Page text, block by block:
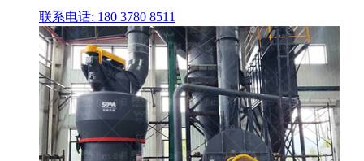
联系电话: 180 3780 8511